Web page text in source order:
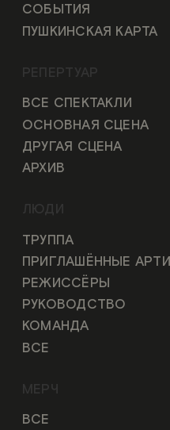
СОБЫТИЯ
ПУШКИНСКАЯ КАРТА
РЕПЕРТУАР
ВСЕ СПЕКТАКЛИ
ОСНОВНАЯ СЦЕНА
ДРУГАЯ СЦЕНА
АРХИВ
ЛЮДИ
ТРУППА
ПРИГЛАШЁННЫЕ
РЕЖИССЁРЫ
РУКОВОДСТВО
КОМАНДА
ВСЕ
МЕРЧ
ВСЕ